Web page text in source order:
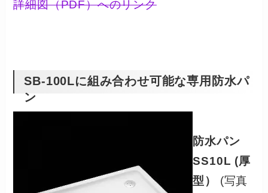
詳細図（PDF）へのリンク
SB-100Lに組み合わせ可能な専用防水パ
ン
防水パン
SS10L (厚
型）
(写真